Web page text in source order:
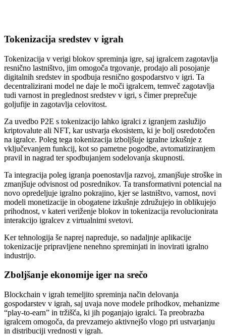
Tokenizacija sredstev v igrah
Tokenizacija v verigi blokov spreminja igre, saj igralcem zagotavlja
resnično lastništvo, jim omogoča trgovanje, prodajo ali posojanje
digitalnih sredstev in spodbuja resnično gospodarstvo v igri. Ta
decentralizirani model ne daje le moči igralcem, temveč zagotavlja
tudi varnost in preglednost sredstev v igri, s čimer preprečuje
goljufije in zagotavlja celovitost.
Za uvedbo P2E s tokenizacijo lahko igralci z igranjem zaslužijo
kriptovalute ali NFT, kar ustvarja ekosistem, ki je bolj osredotočen
na igralce. Poleg tega tokenizacija izboljšuje igralne izkušnje z
vključevanjem funkcij, kot so pametne pogodbe, avtomatiziranjem
pravil in nagrad ter spodbujanjem sodelovanja skupnosti.
Ta integracija poleg igranja poenostavlja razvoj, zmanjšuje stroške in
zmanjšuje odvisnost od posrednikov. Ta transformativni potencial na
novo opredeljuje igralno pokrajino, kjer se lastništvo, varnost, novi
modeli monetizacije in obogatene izkušnje združujejo in oblikujejo
prihodnost, v kateri veriženje blokov in tokenizacija revolucionirata
interakcijo igralcev z virtualnimi svetovi.
Ker tehnologija še naprej napreduje, so nadaljnje aplikacije
tokenizacije pripravljene nenehno spreminjati in inovirati igralno
industrijo.
Zboljšanje ekonomije iger na srečo
Blockchain v igrah temeljito spreminja način delovanja
gospodarstev v igrah, saj uvaja nove modele prihodkov, mehanizme
“play-to-earn” in tržišča, ki jih poganjajo igralci. Ta preobrazba
igralcem omogoča, da prevzamejo aktivnejšo vlogo pri ustvarjanju
in distribuciji vrednosti v igrah.